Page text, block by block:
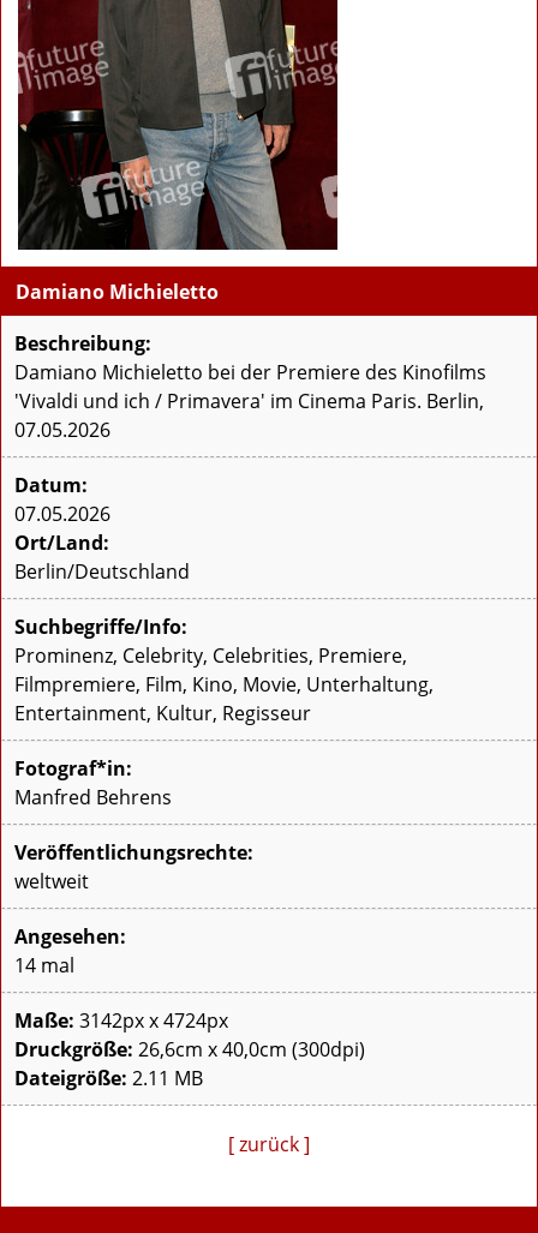
Damiano Michieletto
Beschreibung:
Damiano Michieletto bei der Premiere des Kinofilms
'Vivaldi und ich / Primavera' im Cinema Paris. Berlin,
07.05.2026
Datum:
07.05.2026
Ort/Land:
Berlin/Deutschland
Suchbegriffe/Info:
Prominenz, Celebrity, Celebrities, Premiere,
Filmpremiere, Film, Kino, Movie, Unterhaltung,
Entertainment, Kultur, Regisseur
Fotograf*in:
Manfred Behrens
Veröffentlichungsrechte:
weltweit
Angesehen:
14 mal
Maße: 3142px x 4724px
Druckgröße: 26,6cm x 40,0cm (300dpi)
Dateigröße: 2.11 MB
[ zurück ]